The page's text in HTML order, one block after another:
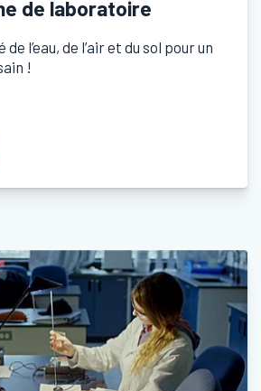
de laboratoire
l’eau, de l’air et du sol pour un
!